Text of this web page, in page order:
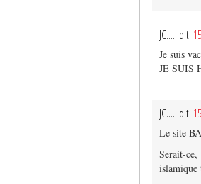
JC..... dit:
Je suis
JE SUIS
JC..... dit:
Le site
Serait-ce,